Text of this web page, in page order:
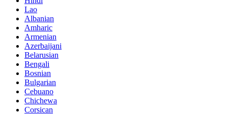
Lao
Albanian
Amharic
Armenian
Azerbaijani
Belarusian
Bengali
Bosnian
Bulgarian
Cebuano
Chichewa
Corsican